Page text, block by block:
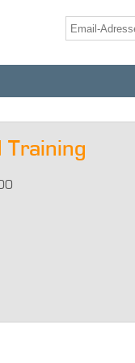
Training